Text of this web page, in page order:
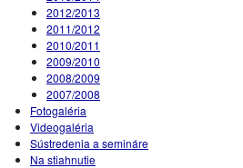
2012/2013
2011/2012
2010/2011
2009/2010
2008/2009
2007/2008
Fotogaléria
Videogaléria
Sústredenia a semináre
Na stiahnutie